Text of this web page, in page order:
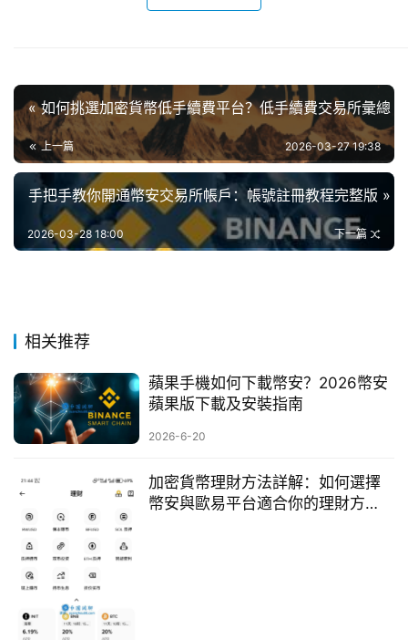
« 如何挑選加密貨幣低手續費平台？低手續費交易所彙總
上一篇 2026-03-27 19:38
手把手教你開通幣安交易所帳戶：帳號註冊教程完整版 »
下一篇
2026-03-28 18:00
相关推荐
蘋果手機如何下載幣安？2026幣安
蘋果版下載及安裝指南
2026-6-20
加密貨幣理財方法詳解：如何選擇
幣安與歐易平台適合你的理財方